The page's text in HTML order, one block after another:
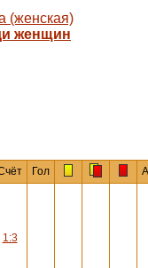
(женская)
женщин
Гол
1:3